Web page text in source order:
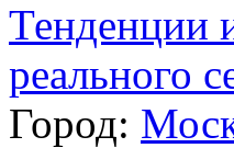
Тенденции
реального
Город: